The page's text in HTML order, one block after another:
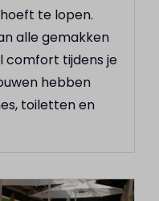
te lopen.
alle gemakken
comfort tijdens je
hebben
toiletten en